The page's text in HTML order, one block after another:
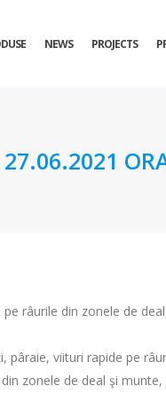
NEWS PROJECTS
râurile din zonele de
viituri rapide pe
zonele de deal şi